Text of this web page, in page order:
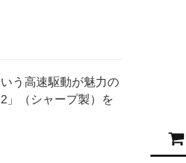
う高速駆動が魅力の
」（シャープ製）を